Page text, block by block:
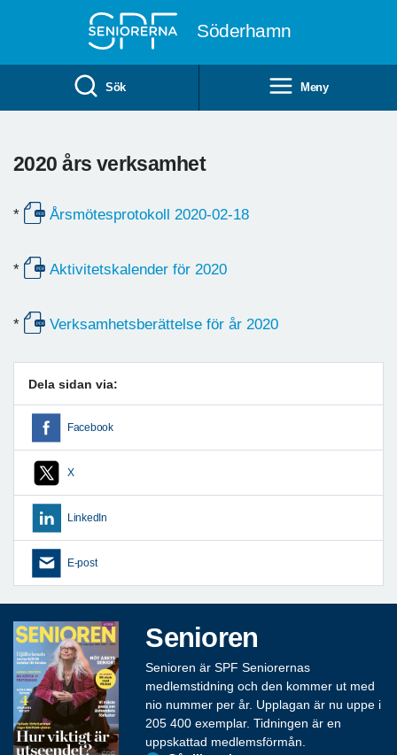
Söderhamn
Sök Meny
2020 års verksamhet
* Årsmötesprotokoll 2020-02-18
* Aktivitetskalender för 2020
* Verksamhetsberättelse för år 2020
Dela sidan via:
Facebook
X
LinkedIn
E-post
Senioren
Senioren är SPF Seniorernas
medlemstidning och den kommer ut med
nio nummer per år. Upplagan är nu uppe i
205 400 exemplar. Tidningen är en
uppskattad medlemsförmån.